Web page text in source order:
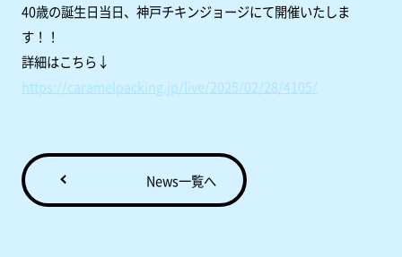
40歳の誕生日当日、神戸チキンジョージにて開催いたしま
す！！
詳細はこちら↓
https://caramelpacking.jp/live/2025/02/28/4105/
News一覧へ